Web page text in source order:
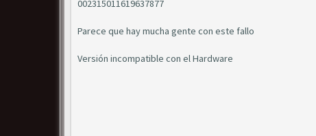
002315011619637877
Parece que hay mucha gente con este fallo
Versión incompatible con el Hardware